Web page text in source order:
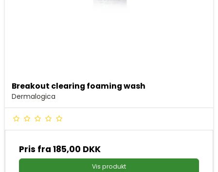
Breakout clearing foaming wash
Dermalogica
Pris fra 185,00 DKK
Vis produkt